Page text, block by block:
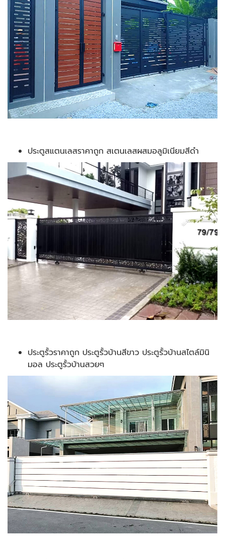
ประตูสแตนเลสราคาถูก สเตนเลสผสมอลูมิเนียมสีดำ
ประตูรั้วราคาถูก ประตูรั้วบ้านสีขาว ประตูรั้วบ้านสไตล์มินิ
มอล ประตูรั้วบ้านสวยๆ